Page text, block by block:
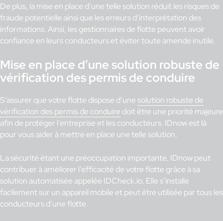
De plus, la mise en place d’une telle solution réduit les risques de
fraude potentielle ainsi que les erreurs d’interprétation des
informations. Ainsi, les gestionnaires de flotte peuvent avoir
confiance en leurs conducteurs et éviter toute amende inutile.
Mise en place d’une solution robuste de
vérification des permis de conduire
S’assurer que votre flotte dispose d’unesolution robuste de
vérification des permis de conduire doit être une priorité majeure
afin de protéger l’entreprise et les conducteurs. IDnow est là
pour vous aider à mettre en place une telle solution.
La sécurité étant une préoccupation importante, IDnow peut
contribuer à améliorer l’efficacité de votre flotte grâce à sa
solution automatisée appelée IDCheck.io. Elle s’installe
facilement sur un appareil mobile et peut être utilisée par tous les
conducteurs d’une flotte.